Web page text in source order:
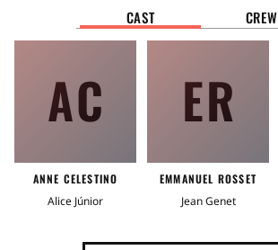
CAST CREW
AC
ANNE CELESTINO
Alice Júnior
ER
EMMANUEL ROSSET
Jean Genet